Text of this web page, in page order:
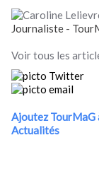
Journaliste -
Voir tous les
Ajoutez
Actualités